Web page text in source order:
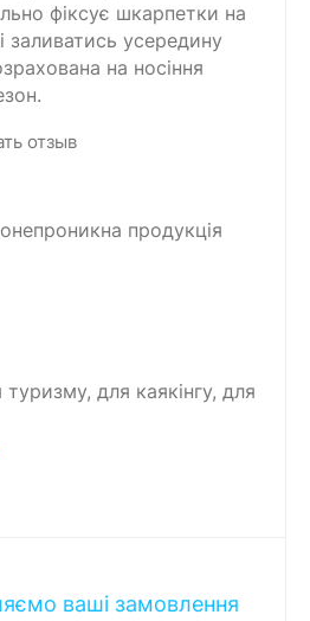
фіксує шкарпетки на
заливатись усередину
на носіння
отзыв
продукція
для каякінгу, для
ваші замовлення